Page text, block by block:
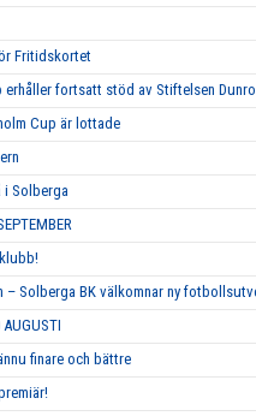
Fritidskortet
fortsatt stöd av Stiftelsen
Cup är lottade
i Solberga
– Solberga BK välkomnar ny
AUGUSTI
finare och bättre